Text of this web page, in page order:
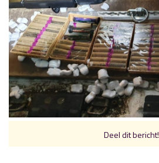
Vorig uur uur 1 van x
Inklappen
Deel dit bericht!